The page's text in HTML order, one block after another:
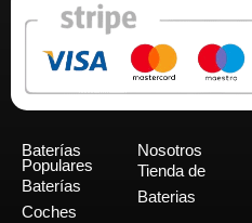
Baterías
Populares
Baterías
Coches
Nosotros
Tienda de
Baterias